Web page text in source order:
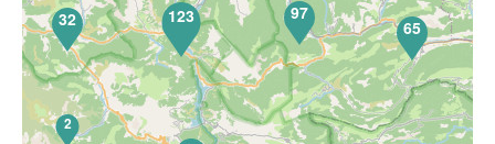
65
2
97
32 123